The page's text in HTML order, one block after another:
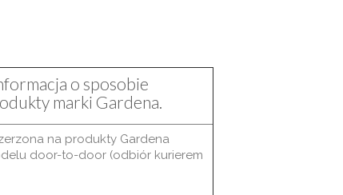
o sposobie
marki Gardena.
na produkty Gardena
door-to-door (odbiór kurierem